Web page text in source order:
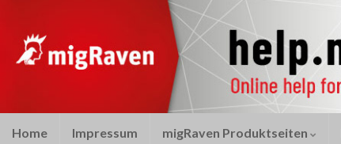
Home Impressum migRaven Produktseiten